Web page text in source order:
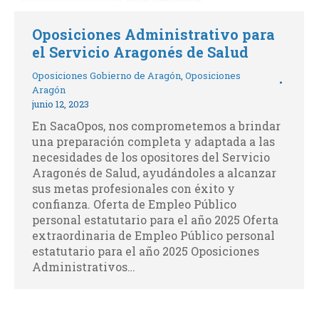
Oposiciones Administrativo para
el Servicio Aragonés de Salud
Oposiciones Gobierno de Aragón, Oposiciones
Aragón
junio 12, 2023
En SacaOpos, nos comprometemos a brindar
una preparación completa y adaptada a las
necesidades de los opositores del Servicio
Aragonés de Salud, ayudándoles a alcanzar
sus metas profesionales con éxito y
confianza. Oferta de Empleo Público
personal estatutario para el año 2025 Oferta
extraordinaria de Empleo Público personal
estatutario para el año 2025 Oposiciones
Administrativos…